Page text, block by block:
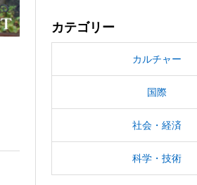
カテゴリー
カルチャー
国際
社会・経済
科学・技術